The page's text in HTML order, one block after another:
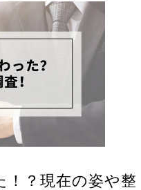
！？現在の姿や整